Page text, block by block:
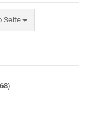
Seite
68)